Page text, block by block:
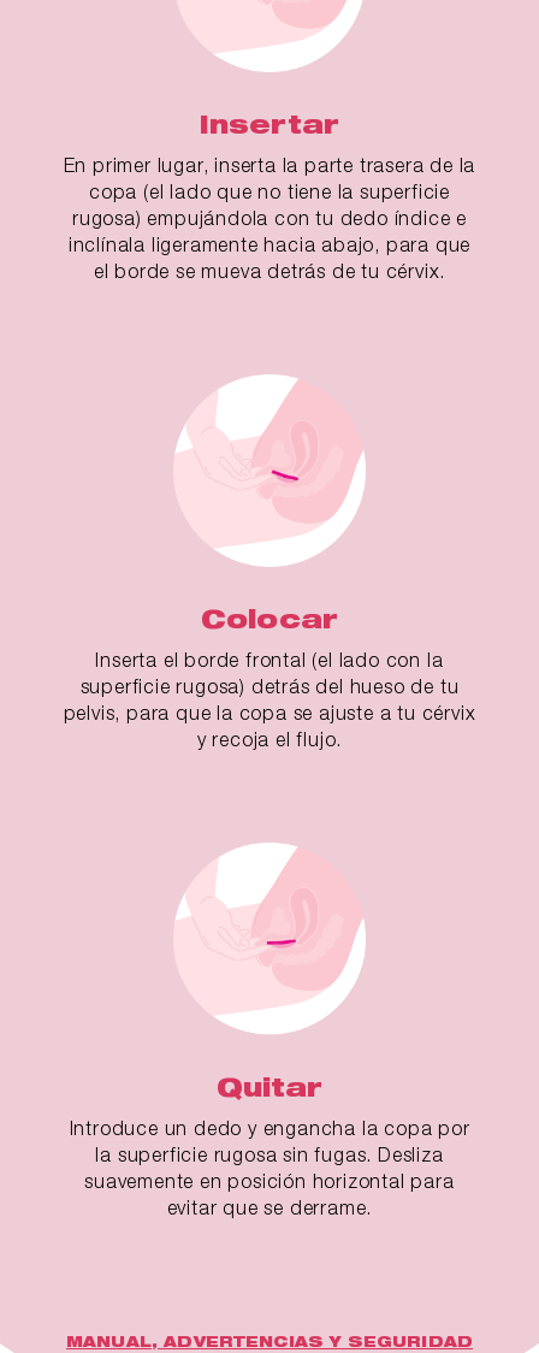
Insertar
En primer lugar, inserta la parte trasera de la
copa (el lado que no tiene la superficie
rugosa) empujándola con tu dedo índice e
inclínala ligeramente hacia abajo, para que
el borde se mueva detrás de tu cérvix.
Colocar
Inserta el borde frontal (el lado con la
superficie rugosa) detrás del hueso de tu
pelvis, para que la copa se ajuste a tu cérvix
y recoja el flujo.
Quitar
Introduce un dedo y engancha la copa por
la superficie rugosa sin fugas. Desliza
suavemente en posición horizontal para
evitar que se derrame.
MANUAL, ADVERTENCIAS Y SEGURIDAD